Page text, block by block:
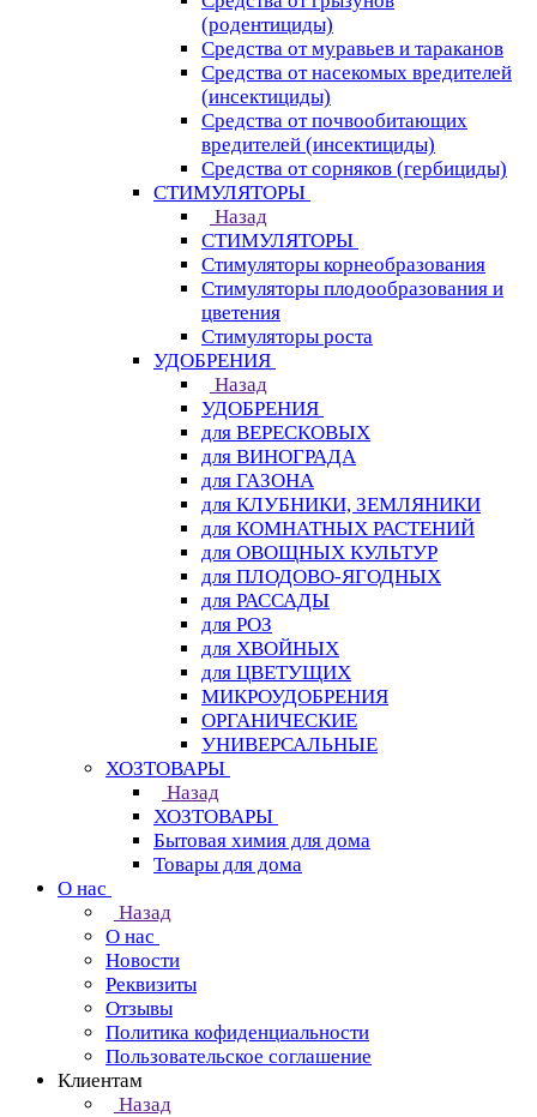
(родентициды)
Средства от муравьев и тараканов
Средства от насекомых вредителей
(инсектициды)
Средства от почвообитающих
вредителей (инсектициды)
Средства от сорняков (гербициды)
СТИМУЛЯТОРЫ
Назад
СТИМУЛЯТОРЫ
Стимуляторы корнеобразования
Стимуляторы плодообразования и
цветения
Стимуляторы роста
УДОБРЕНИЯ
Назад
УДОБРЕНИЯ
для ВЕРЕСКОВЫХ
для ВИНОГРАДА
для ГАЗОНА
для КЛУБНИКИ, ЗЕМЛЯНИКИ
для КОМНАТНЫХ РАСТЕНИЙ
для ОВОЩНЫХ КУЛЬТУР
для ПЛОДОВО-ЯГОДНЫХ
для РАССАДЫ
для РОЗ
для ХВОЙНЫХ
для ЦВЕТУЩИХ
МИКРОУДОБРЕНИЯ
ОРГАНИЧЕСКИЕ
УНИВЕРСАЛЬНЫЕ
ХОЗТОВАРЫ
Назад
ХОЗТОВАРЫ
Бытовая химия для дома
Товары для дома
О нас
Назад
О нас
Новости
Реквизиты
Отзывы
Политика кофиденциальности
Пользовательское соглашение
Клиентам
Назад